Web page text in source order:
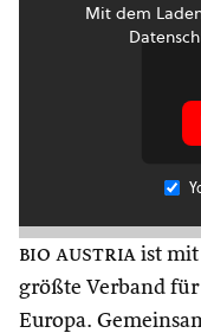
Mit dem
bio austria ist mit
größte Verband
Europa.